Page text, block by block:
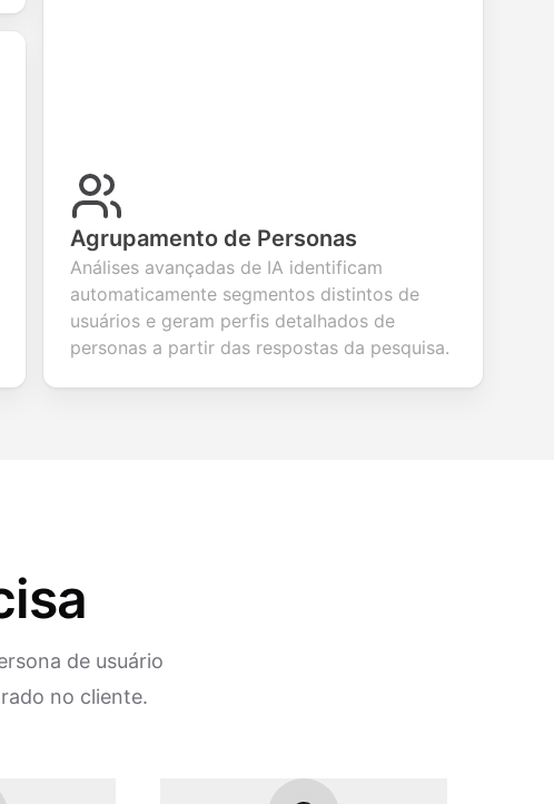
Agrupamento de Personas
Análises avançadas de IA identificam
automaticamente segmentos distintos de
usuários e geram perfis detalhados de
personas a partir das respostas da pesquisa.
de usuário
no cliente.